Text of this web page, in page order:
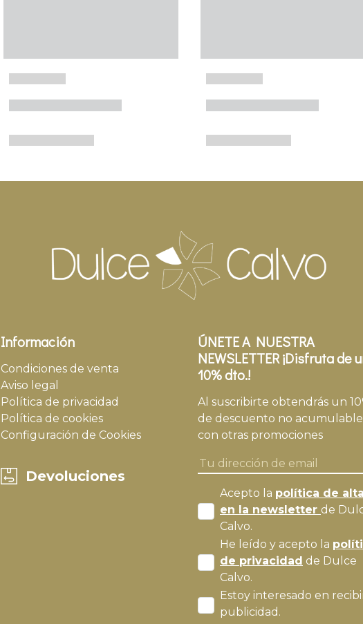
Información
Condiciones de venta
Aviso legal
Política de privacidad
Política de cookies
Configuración de Cookies
Devoluciones
ÚNETE A NUESTRA
NEWSLETTER ¡Disfruta de
10% dto.!
Al suscribirte obtendrás un
de descuento no acumulable
con otras promociones
Acepto la política de alta
en la newsletter de
Calvo.
He leído y acepto la
de privacidad de Dulce
Calvo.
Estoy interesado en
publicidad.